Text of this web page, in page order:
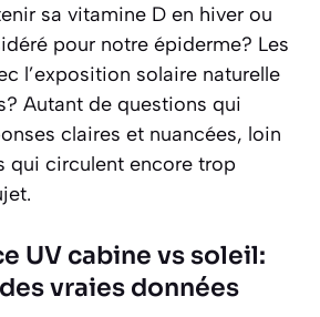
sa vitamine D en hiver ou
pour notre épiderme? Les
l’exposition solaire naturelle
Autant de questions qui
claires et nuancées, loin
qui circulent encore trop
UV cabine vs soleil:
vraies données